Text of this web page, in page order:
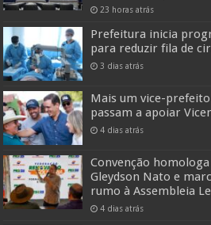
23 horas atrás
Prefeitura inicia
para reduzir fila de
3 dias atrás
Mais um vice-
passam a apoiar
4 dias atrás
Convenção
Gleydson Nato e
rumo à Assembleia
4 dias atrás